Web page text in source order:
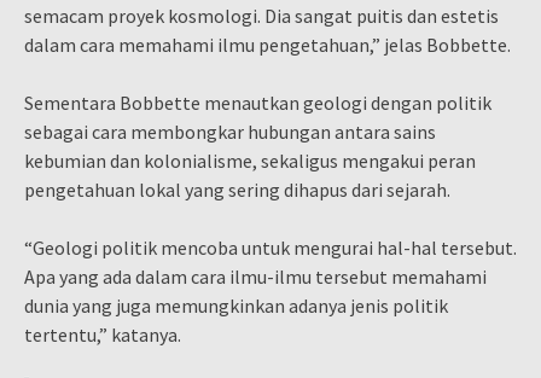
semacam proyek kosmologi. Dia sangat puitis dan estetis
dalam cara memahami ilmu pengetahuan,” jelas Bobbette.
Sementara Bobbette menautkan geologi dengan politik
sebagai cara membongkar hubungan antara sains
kebumian dan kolonialisme, sekaligus mengakui peran
pengetahuan lokal yang sering dihapus dari sejarah.
“Geologi politik mencoba untuk mengurai hal-hal tersebut.
Apa yang ada dalam cara ilmu-ilmu tersebut memahami
dunia yang juga memungkinkan adanya jenis politik
tertentu,” katanya.